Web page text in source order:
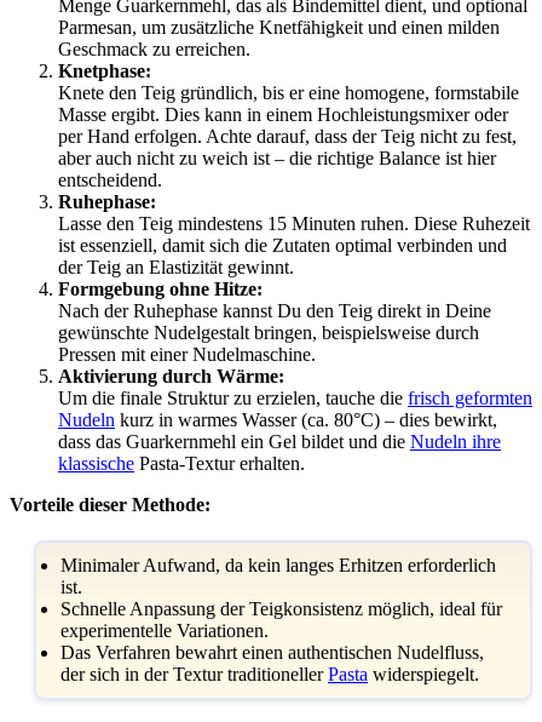
Menge Guarkernmehl, das als Bindemittel dient, und optional
Parmesan, um zusätzliche Knetfähigkeit und einen milden
Geschmack zu erreichen.
Knetphase:
Knete den Teig gründlich, bis er eine homogene, formstabile
Masse ergibt. Dies kann in einem Hochleistungsmixer oder
per Hand erfolgen. Achte darauf, dass der Teig nicht zu fest,
aber auch nicht zu weich ist – die richtige Balance ist hier
entscheidend.
Ruhephase:
Lasse den Teig mindestens 15 Minuten ruhen. Diese Ruhezeit
ist essenziell, damit sich die Zutaten optimal verbinden und
der Teig an Elastizität gewinnt.
Formgebung ohne Hitze:
Nach der Ruhephase kannst Du den Teig direkt in Deine
gewünschte Nudelgestalt bringen, beispielsweise durch
Pressen mit einer Nudelmaschine.
Aktivierung durch Wärme:
Um die finale Struktur zu erzielen, tauche die frisch geformten
Nudeln kurz in warmes Wasser (ca. 80°C) – dies bewirkt,
dass das Guarkernmehl ein Gel bildet und die Nudeln ihre
klassische Pasta-Textur erhalten.
Vorteile dieser Methode:
Minimaler Aufwand, da kein langes Erhitzen erforderlich
ist.
Schnelle Anpassung der Teigkonsistenz möglich, ideal für
experimentelle Variationen.
Das Verfahren bewahrt einen authentischen Nudelfluss,
der sich in der Textur traditionellerPasta widerspiegelt.